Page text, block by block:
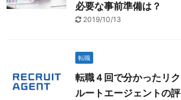
必要な事前準備は？
2019/10/13
転職
転職４回で分かったリク
ルートエージェントの評